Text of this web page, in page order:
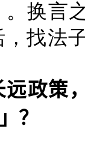
换言
找法
政策
？